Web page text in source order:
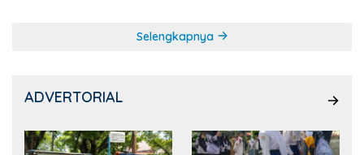
Selengkapnya
ADVERTORIAL